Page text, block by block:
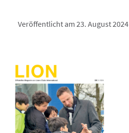
Veröffentlicht am 23. August 2024